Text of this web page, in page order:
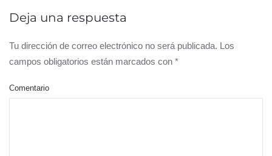
Deja una respuesta
Tu dirección de correo electrónico no será publicada. Los
campos obligatorios están marcados con *
Comentario